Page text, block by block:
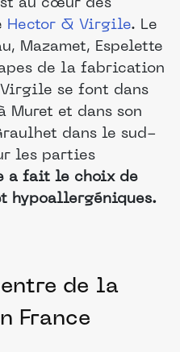
au cœur des
Hector & Virgile. Le
Mazamet, Espelette
de la fabrication
se font dans
Muret et dans son
dans le sud-
les parties
a fait le choix de
hypoallergéniques.
de la
France